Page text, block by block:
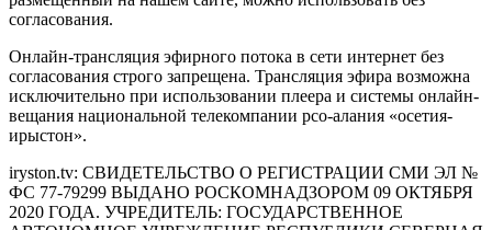
согласования.
Онлайн-трансляция эфирного потока в сети интернет без
согласования строго запрещена. Трансляция эфира возможна
исключительно при использовании плеера и системы онлайн-
вещания национальной телекомпании рсо-алания «осетия-
ирыстон».
iryston.tv: CВИДЕТЕЛЬСТВО О РЕГИСТРАЦИИ СМИ ЭЛ №
ФС 77-79299 ВЫДАНО РОСКОМНАДЗОРОМ 09 ОКТЯБРЯ
2020 ГОДА. УЧРЕДИТЕЛЬ: ГОСУДАРСТВЕННОЕ